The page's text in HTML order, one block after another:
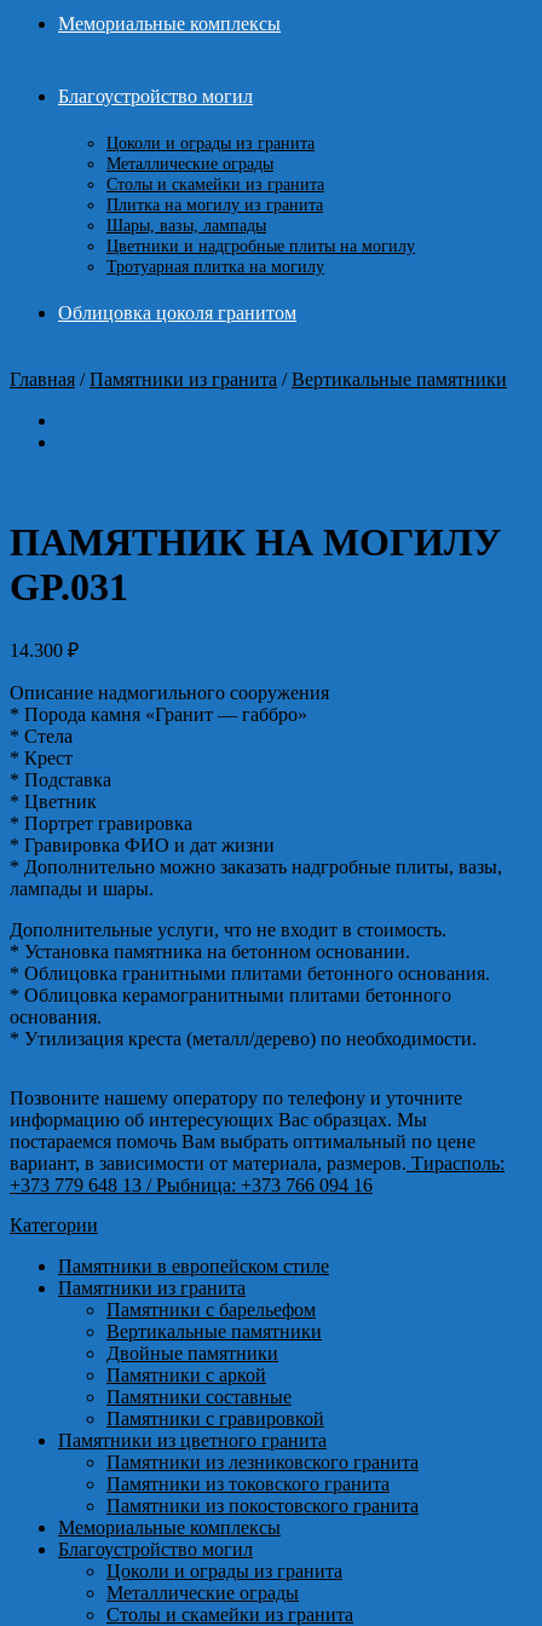
Мемориальные комплексы
Благоустройство могил
Цоколи и ограды из гранита
Металлические ограды
Столы и скамейки из гранита
Плитка на могилу из гранита
Шары, вазы, лампады
Цветники и надгробные плиты на могилу
Тротуарная плитка на могилу
Облицовка цоколя гранитом
Главная / Памятники из гранита / Вертикальные памятники
ПАМЯТНИК НА МОГИЛУ
GP.031
14.300 ₽
Описание надмогильного сооружения
* Порода камня «Гранит — габбро»
* Стела
* Крест
* Подставка
* Цветник
* Портрет гравировка
* Гравировка ФИО и дат жизни
* Дополнительно можно заказать надгробные плиты, вазы,
лампады и шары.
Дополнительные услуги, что не входит в стоимость.
* Установка памятника на бетонном основании.
* Облицовка гранитными плитами бетонного основания.
* Облицовка керамогранитными плитами бетонного
основания.
* Утилизация креста (металл/дерево) по необходимости.
Позвоните нашему оператору по телефону и уточните
информацию об интересующих Вас образцах. Мы
постараемся помочь Вам выбрать оптимальный по цене
вариант, в зависимости от материала, размеров. Тирасполь:
+373 779 648 13 / Рыбница: +373 766 094 16
Категории
Памятники в европейском стиле
Памятники из гранита
Памятники с барельефом
Вертикальные памятники
Двойные памятники
Памятники с аркой
Памятники составные
Памятники с гравировкой
Памятники из цветного гранита
Памятники из лезниковского гранита
Памятники из токовского гранита
Памятники из покостовского гранита
Мемориальные комплексы
Благоустройство могил
Цоколи и ограды из гранита
Металлические ограды
Столы и скамейки из гранита